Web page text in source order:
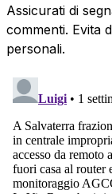
Assicurati di
commenti. Evita
personali.